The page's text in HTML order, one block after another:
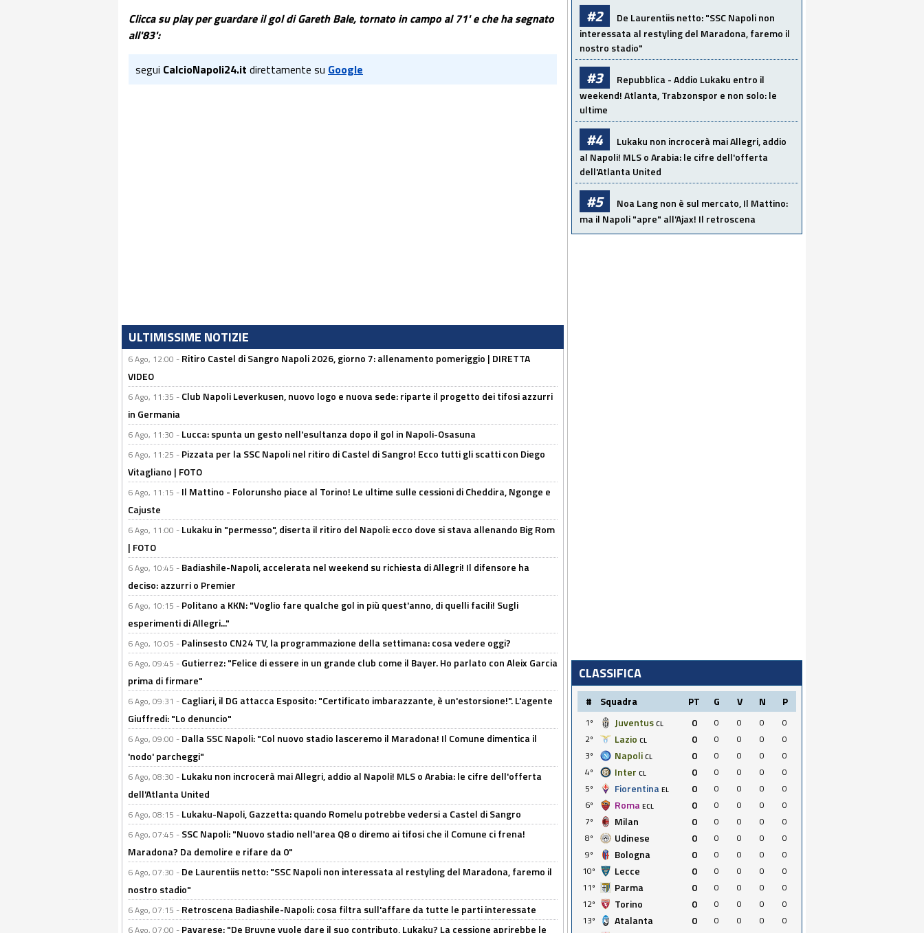
Clicca su play per guardare il gol di Gareth Bale, tornato in campo al 71' e che ha segnato
all'83':
segui CalcioNapoli24.it direttamente su Google
ULTIMISSIME NOTIZIE
6 Ago, 12:00 - Ritiro Castel di Sangro Napoli 2026, giorno 7: allenamento pomeriggio | DIRETTA
VIDEO
6 Ago, 11:35 - Club Napoli Leverkusen, nuovo logo e nuova sede: riparte il progetto dei tifosi azzurri
in Germania
6 Ago, 11:30 - Lucca: spunta un gesto nell'esultanza dopo il gol in Napoli-Osasuna
6 Ago, 11:25 - Pizzata per la SSC Napoli nel ritiro di Castel di Sangro! Ecco tutti gli scatti con Diego
Vitagliano | FOTO
6 Ago, 11:15 - Il Mattino - Folorunsho piace al Torino! Le ultime sulle cessioni di Cheddira, Ngonge e
Cajuste
6 Ago, 11:00 - Lukaku in "permesso", diserta il ritiro del Napoli: ecco dove si stava allenando Big Rom
| FOTO
6 Ago, 10:45 - Badiashile-Napoli, accelerata nel weekend su richiesta di Allegri! Il difensore ha
deciso: azzurri o Premier
6 Ago, 10:15 - Politano a KKN: "Voglio fare qualche gol in più quest'anno, di quelli facili! Sugli
esperimenti di Allegri..."
6 Ago, 10:05 - Palinsesto CN24 TV, la programmazione della settimana: cosa vedere oggi?
6 Ago, 09:45 - Gutierrez: "Felice di essere in un grande club come il Bayer. Ho parlato con Aleix Garcia
prima di firmare"
6 Ago, 09:31 - Cagliari, il DG attacca Esposito: "Certificato imbarazzante, è un'estorsione!". L'agente
Giuffredi: "Lo denuncio"
6 Ago, 09:00 - Dalla SSC Napoli: "Col nuovo stadio lasceremo il Maradona! Il Comune dimentica il
'nodo' parcheggi"
6 Ago, 08:30 - Lukaku non incrocerà mai Allegri, addio al Napoli! MLS o Arabia: le cifre dell'offerta
dell'Atlanta United
6 Ago, 08:15 - Lukaku-Napoli, Gazzetta: quando Romelu potrebbe vedersi a Castel di Sangro
6 Ago, 07:45 - SSC Napoli: "Nuovo stadio nell'area Q8 o diremo ai tifosi che il Comune ci frena!
Maradona? Da demolire e rifare da 0"
6 Ago, 07:30 - De Laurentiis netto: "SSC Napoli non interessata al restyling del Maradona, faremo il
nostro stadio"
6 Ago, 07:15 - Retroscena Badiashile-Napoli: cosa filtra sull'affare da tutte le parti interessate
6 Ago, 07:00 - Pavarese: "De Bruyne vuole dare il suo contributo, Lukaku? La cessione aprirebbe le
#2
De Laurentiis netto: "SSC Napoli non
interessata al restyling del Maradona, faremo il
nostro stadio"
#3
Repubblica - Addio Lukaku entro il
weekend! Atlanta, Trabzonspor e non solo: le
ultime
#4
Lukaku non incrocerà mai Allegri, addio
al Napoli! MLS o Arabia: le cifre dell'offerta
dell'Atlanta United
#5
Noa Lang non è sul mercato, Il Mattino:
ma il Napoli "apre" all'Ajax! Il retroscena
CLASSIFICA
# Squadra PT G V N P
1º Juventus CL 0 0 0 0
0
2º
Lazio CL 0 0 0 0
0
3º
Napoli CL 0 0 0 0
0
4º
Inter CL 0 0 0 0
0
5º
Fiorentina EL 0 0 0 0
0
6º
Roma ECL 0 0 0 0
0
7º
Milan 0 0 0 0
0
8º
Udinese 0 0 0 0
0
9º
Bologna 0 0 0 0
0
10º
Lecce 0 0 0 0
0
11º
Parma 0 0 0 0
0
12º
Torino 0 0 0 0
0
13º
Atalanta 0 0 0 0
0